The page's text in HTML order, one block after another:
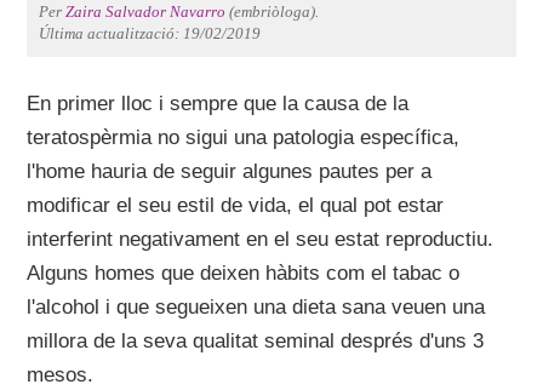
PerZaira Salvador Navarro (embriòloga).
Última actualització: 19/02/2019
En primer lloc i sempre que la causa de la
teratospèrmia no sigui una patologia específica,
l'home hauria de seguir algunes pautes per a
modificar el seu estil de vida, el qual pot estar
interferint negativament en el seu estat reproductiu.
Alguns homes que deixen hàbits com el tabac o
l'alcohol i que segueixen una dieta sana veuen una
millora de la seva qualitat seminal després d'uns 3
mesos.